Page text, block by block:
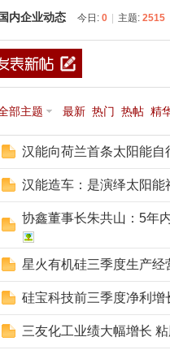
国内企业动态 今日: 0 主题: 2515
部主题 最新 热门 热帖 精
汉能向荷兰首条太阳能自
汉能造车：是演绎太阳能
协鑫董事长朱共山：5年
星火有机硅三季度生产经
硅宝科技前三季度净利增
三友化工业绩大幅增长